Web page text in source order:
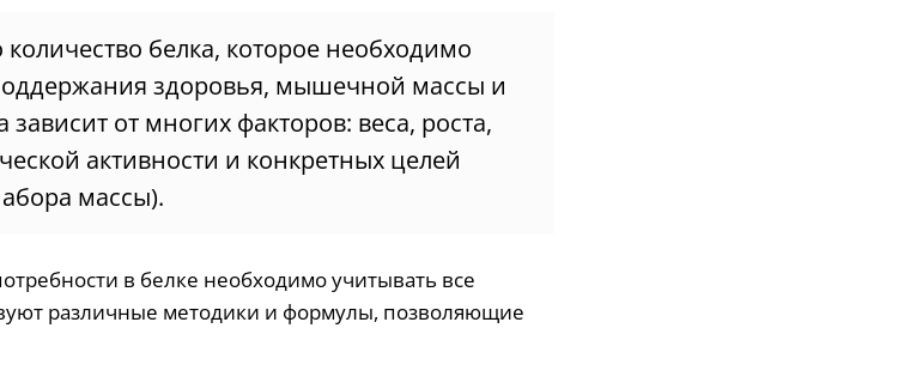
белка, которое необходимо
здоровья, мышечной массы и
от многих факторов: веса, роста,
активности и конкретных целей
массы).
в белке необходимо учитывать все
различные методики и формулы, позволяющие